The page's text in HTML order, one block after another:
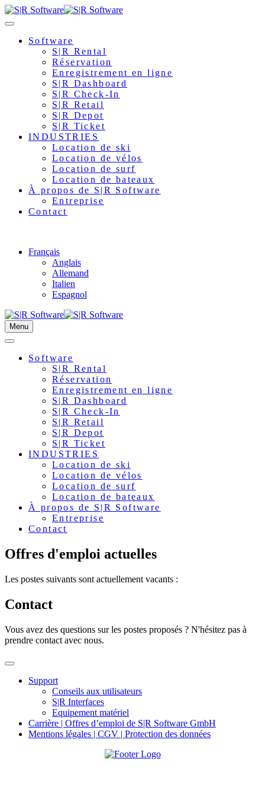
Software
S|R Rental
Réservation
Enregistrement en ligne
S|R Dashboard
S|R Check-In
S|R Retail
S|R Depot
S|R Ticket
INDUSTRIES
Location de ski
Location de vélos
Location de surf
Location de bateaux
À propos de S|R Software
Entreprise
Contact
Français
Anglais
Allemand
Italien
Espagnol
Menu
Software
S|R Rental
Réservation
Enregistrement en ligne
S|R Dashboard
S|R Check-In
S|R Retail
S|R Depot
S|R Ticket
INDUSTRIES
Location de ski
Location de vélos
Location de surf
Location de bateaux
À propos de S|R Software
Entreprise
Contact
Offres d'emploi actuelles
Les postes suivants sont actuellement vacants :
Contact
Vous avez des questions sur les postes proposés ? N'hésitez pas à
prendre contact avec nous.
Support
Conseils aux utilisateurs
S|R Interfaces
Equipement matériel
Carrière | Offres d’emploi de S|R Software GmbH
Mentions légales | CGV | Protection des données